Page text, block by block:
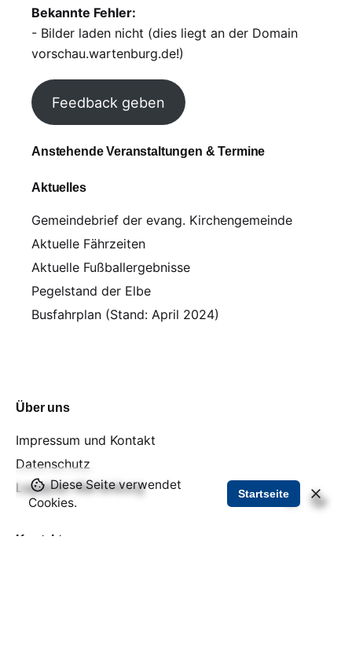
Bekannte Fehler:
- Bilder laden nicht (dies liegt an der Domain
vorschau.wartenburg.de!)
Feedback geben
Anstehende Veranstaltungen & Termine
Aktuelles
Gemeindebrief der evang. Kirchengemeinde
Aktuelle Fährzeiten
Aktuelle Fußballergebnisse
Pegelstand der Elbe
Busfahrplan (Stand: April 2024)
Über uns
Impressum und Kontakt
Datenschutz
Lageplan Wartenburg
Kontakt
Diese Seite verwendet
Cookies.
Startseite